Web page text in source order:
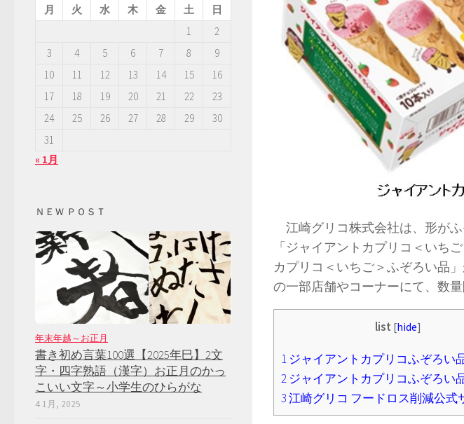
江崎グリコ株式会社は、形が
「ジャイアントカプリコ＜いち
カプリコ＜いちご＞ふぞろい品
の一部店舗やコーナーにて、数
list [hide]
1 ジャイアントカプリコふぞろい
2 ジャイアントカプリコふぞろい
3江崎グリコ フードロス削減公式
月
火 水 木 金 土
日
1
2
3
4 5 6 7 8
9
10
11 12 13 14 15
16
17
18 19 20 21 22
23
24
25 26 27 28 29
30
31
« 1月
ＮＥＷ ＰＯＳＴ
年末年越～お正月
書き初め言葉100選【2025年巳】2文
字・四字熟語（漢字）お正月のかっ
こいい文字～小学生のひらがな
4 1月, 2025